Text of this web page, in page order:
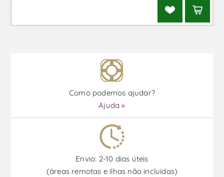
Como podemos ajudar?
Ajuda »
Envio: 2-10 dias úteis
(áreas remotas e ilhas não incluídas)